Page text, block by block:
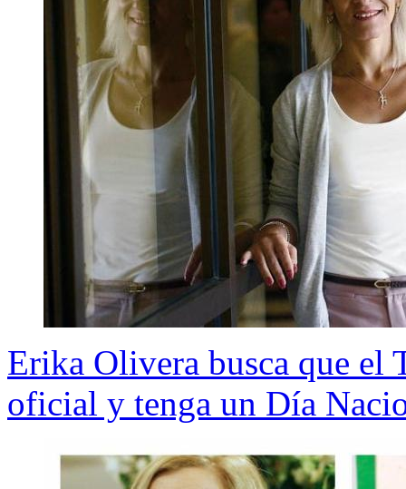
Erika Olivera busca que el
oficial y tenga un Día